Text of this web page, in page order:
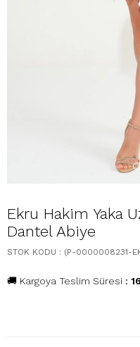
Ekru Hakim Yaka
Dantel Abiye
STOK KODU (P-0000008231-
🚚 Kargoya Teslim Süresi :